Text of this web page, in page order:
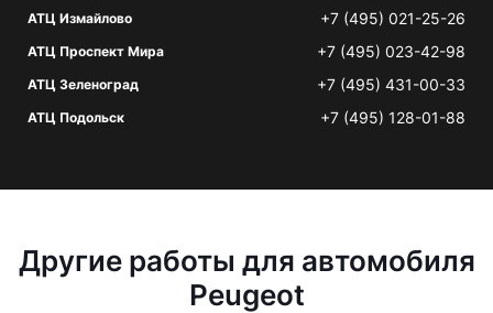
АТЦ Измайлово +7 (495) 021-25-26
АТЦ Проспект Мира +7 (495) 023-42-98
АТЦ Зеленоград +7 (495) 431-00-33
АТЦ Подольск +7 (495) 128-01-88
Другие работы для автомобиля
Peugeot